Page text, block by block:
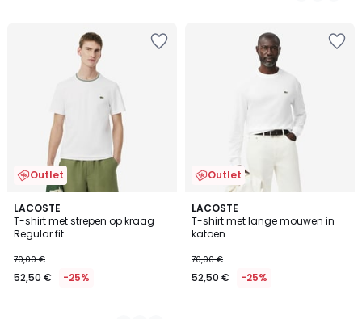
Outlet
LACOSTE
T-shirt met strepen op kraag
Regular fit
70,00 €
52,50 € -25%
3
Kleuren
Outlet
LACOSTE
T-shirt met lange mouwen in
katoen
70,00 €
52,50 € -25%